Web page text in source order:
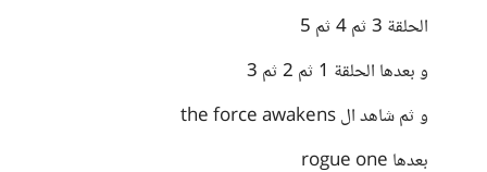
الحلقة 3 ثم 4 ثم 5
و بعدها الحلقة 1 ثم 2 ثم 3
و ثم شاهد ال the force awakens
بعدها rogue one